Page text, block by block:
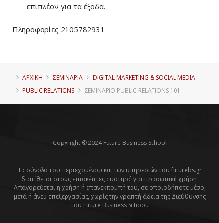
επιπλέον για τα έξοδα.
Πληροφορίες 2105782931
ΑΡΧΙΚΗ ΣΕΜΙΝΑΡΙΑ
DIGITAL MARKETING & SOCIAL MEDIA
PUBLIC RELATIONS
ΣΕΜΙΝΆΡΙΟ PUBLIC RELATIONS 101
Copyright © 2024 Future Business School
Το σύνολο του περιεχομένου και των υπηρεσιών του futurebs.gr
διατίθεται στους επισκέπτες αυστηρά για προσωπική χρήση.
Απαγορεύεται η χρήση ή επανεκπομπή του, σε οποιοδήποτε μέσο,
μετά ή άνευ επεξεργασίας, χωρίς την γραπτή άδεια της Διεύθυνσης
του Future Business School.